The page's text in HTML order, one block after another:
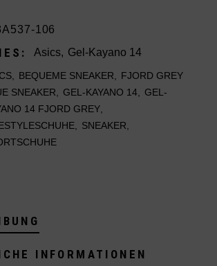
106
Asics, Gel-Kayano 14
BEQUEME SNEAKER
FJORD GREY
SNEAKER
GEL-KAYANO 14
GEL-
14 FJORD GREY
SNEAKER
INFORMATIONEN